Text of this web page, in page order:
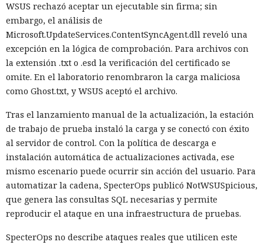
WSUS rechazó aceptar un ejecutable sin firma; sin
embargo, el análisis de
Microsoft.UpdateServices.ContentSyncAgent.dll reveló una
excepción en la lógica de comprobación. Para archivos con
la extensión .txt o .esd la verificación del certificado se
omite. En el laboratorio renombraron la carga maliciosa
como Ghost.txt, y WSUS aceptó el archivo.
Tras el lanzamiento manual de la actualización, la estación
de trabajo de prueba instaló la carga y se conectó con éxito
al servidor de control. Con la política de descarga e
instalación automática de actualizaciones activada, ese
mismo escenario puede ocurrir sin acción del usuario. Para
automatizar la cadena, SpecterOps publicó NotWSUSpicious,
que genera las consultas SQL necesarias y permite
reproducir el ataque en una infraestructura de pruebas.
SpecterOps no describe ataques reales que utilicen este